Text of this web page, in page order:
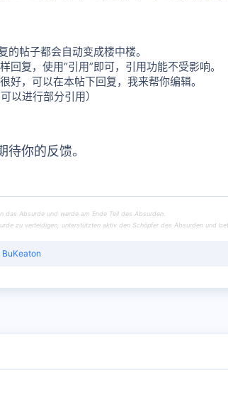
的帖子都会自动变成楼中楼。
回复，使用“引用”即可，引用功能不受影响。
好，可以在本帖下回复，我来帮你编辑。
以进行部分引用）
你的反馈。
das Absurde und werde am Ende Teil des Absurden.
zu verteidigen, unterstützten aktiv den Schöpfer des Absurden und
BuKeaton